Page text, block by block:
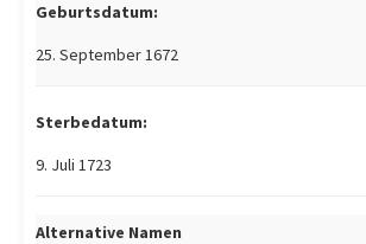
Geburtsdatum:
25. September 1672
Sterbedatum:
9. Juli 1723
Alternative Namen